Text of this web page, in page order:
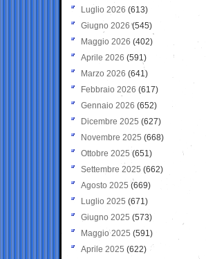
Luglio 2026 (613)
Giugno 2026 (545)
Maggio 2026 (402)
Aprile 2026 (591)
Marzo 2026 (641)
Febbraio 2026 (617)
Gennaio 2026 (652)
Dicembre 2025 (627)
Novembre 2025 (668)
Ottobre 2025 (651)
Settembre 2025 (662)
Agosto 2025 (669)
Luglio 2025 (671)
Giugno 2025 (573)
Maggio 2025 (591)
Aprile 2025 (622)